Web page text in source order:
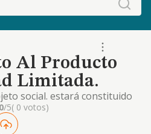
Al Producto
Limitada.
social. estará constituido
dirección, administración y
necesarios para el
de sociedades mercantiles y
0/5( 0 votos)